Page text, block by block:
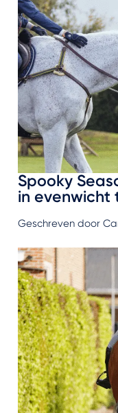
Spooky
in evenwicht
Geschreven door